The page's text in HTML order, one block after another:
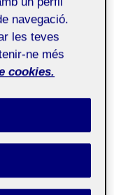
final de
un mapa
reserva y uso
través de la
navegació.
les teves
ne més
cookies.